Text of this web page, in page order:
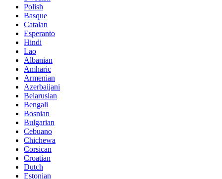
Polish
Basque
Catalan
Esperanto
Hindi
Lao
Albanian
Amharic
Armenian
Azerbaijani
Belarusian
Bengali
Bosnian
Bulgarian
Cebuano
Chichewa
Corsican
Croatian
Dutch
Estonian